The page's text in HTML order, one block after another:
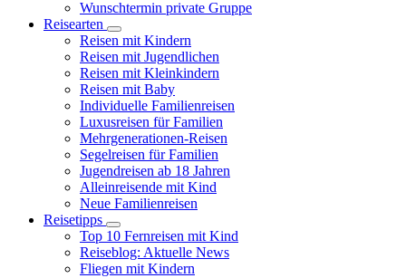
Wunschtermin private Gruppe
Reisearten
Reisen mit Kindern
Reisen mit Jugendlichen
Reisen mit Kleinkindern
Reisen mit Baby
Individuelle Familienreisen
Luxusreisen für Familien
Mehrgenerationen-Reisen
Segelreisen für Familien
Jugendreisen ab 18 Jahren
Alleinreisende mit Kind
Neue Familienreisen
Reisetipps
Top 10 Fernreisen mit Kind
Reiseblog: Aktuelle News
Fliegen mit Kindern